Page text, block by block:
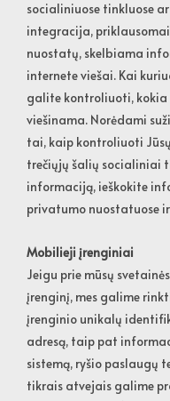
socialiniuose tinkluose
integracija,
nuostatų, skelbiama
internete viešai. Kai
galite kontroliuoti,
viešinama. Norėdami
tai, kaip kontroliuoti
trečiųjų šalių socialiniai
informaciją, ieškokite
privatumo nuostatuose
Mobilieji įrenginiai
Jeigu prie mūsų
įrenginį, mes galime
įrenginio unikalų
adresą, taip pat
sistemą, ryšio paslaugų
tikrais atvejais galime